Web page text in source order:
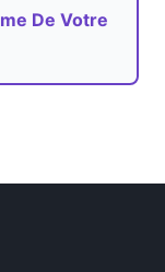
De Votre